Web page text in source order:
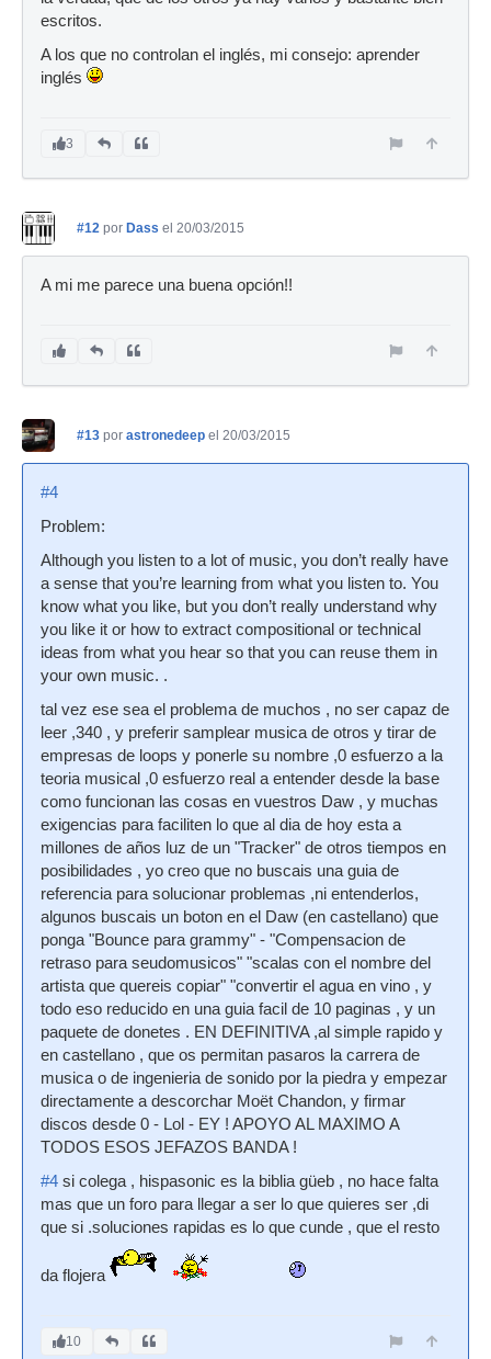
escritos.
A los que no controlan el inglés, mi consejo: aprender
inglés
3
#12 por Dass el 20/03/2015
A mi me parece una buena opción!!
#13 por astronedeep el 20/03/2015
#4
Problem:
Although you listen to a lot of music, you don’t really have
a sense that you’re learning from what you listen to. You
know what you like, but you don’t really understand why
you like it or how to extract compositional or technical
ideas from what you hear so that you can reuse them in
your own music. .
tal vez ese sea el problema de muchos , no ser capaz de
leer ,340 , y preferir samplear musica de otros y tirar de
empresas de loops y ponerle su nombre ,0 esfuerzo a la
teoria musical ,0 esfuerzo real a entender desde la base
como funcionan las cosas en vuestros Daw , y muchas
exigencias para faciliten lo que al dia de hoy esta a
millones de años luz de un "Tracker" de otros tiempos en
posibilidades , yo creo que no buscais una guia de
referencia para solucionar problemas ,ni entenderlos,
algunos buscais un boton en el Daw (en castellano) que
ponga "Bounce para grammy" - "Compensacion de
retraso para seudomusicos" "scalas con el nombre del
artista que quereis copiar" "convertir el agua en vino , y
todo eso reducido en una guia facil de 10 paginas , y un
paquete de donetes . EN DEFINITIVA ,al simple rapido y
en castellano , que os permitan pasaros la carrera de
musica o de ingenieria de sonido por la piedra y empezar
directamente a descorchar Moët Chandon, y firmar
discos desde 0 - Lol - EY ! APOYO AL MAXIMO A
TODOS ESOS JEFAZOS BANDA !
#4 si colega , hispasonic es la biblia güeb , no hace falta
mas que un foro para llegar a ser lo que quieres ser ,di
que si .soluciones rapidas es lo que cunde , que el resto
da flojera
10